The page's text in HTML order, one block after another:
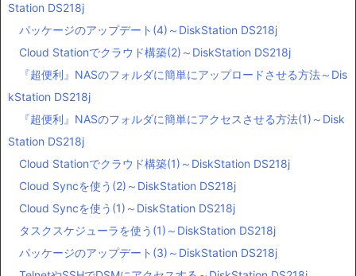
Station DS218j
パッケージのアップデート(4)～DiskStation DS218j
Cloud Stationでクラウド構築(2)～DiskStation DS218j
『超便利』NASのフォルダに簡単にアップロードさせる方法～Dis
kStation DS218j
『超便利』NASのフォルダに簡単にアクセスさせる方法(1)～Disk
Station DS218j
Cloud Stationでクラウド構築(1)～DiskStation DS218j
Cloud Syncを使う(2)～DiskStation DS218j
Cloud Syncを使う(1)～DiskStation DS218j
タスクスケジューラを使う(1)～DiskStation DS218j
パッケージのアップデート(3)～DiskStation DS218j